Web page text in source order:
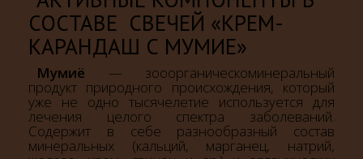
СОСТАВЕ СВЕЧЕЙ «КРЕМ-
КАРАНДАШ С МУМИЕ»
Мумиё — зооорганическоминеральный
продукт природного происхождения, который
уже не одно тысячелетие используется для
лечения целого спектра заболеваний.
Содержит в себе разнообразный состав
минеральных (кальций, марганец, натрий,